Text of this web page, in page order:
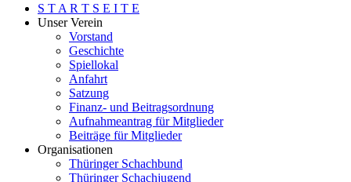
S T A R T S E I T E
Unser Verein
Vorstand
Geschichte
Spiellokal
Anfahrt
Satzung
Finanz- und Beitragsordnung
Aufnahmeantrag für Mitglieder
Beiträge für Mitglieder
Organisationen
Thüringer Schachbund
Thüringer Schachjugend